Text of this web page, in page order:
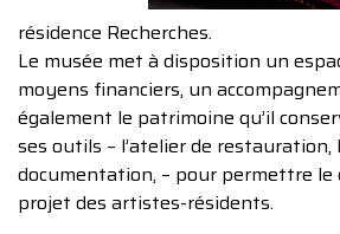
résidence Recherches.
Le musée met à disposition un
moyens financiers, un
également le patrimoine qu’il
ses outils – l’atelier de restauration,
documentation, – pour permettre
projet des artistes-résidents.